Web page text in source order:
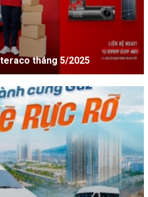
tháng 5/2025